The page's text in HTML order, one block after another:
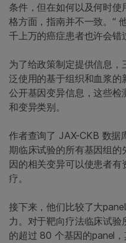
条件，但在如何以及何时
格方面，指南并不一致。“
千上万的癌症患者也许会错
为了给政策制定提供信息
泛使用的基于组织和血浆
公开基因变异信息，这些
和变异类别。
作者查询了 JAX-CKB 数据
期临床试验的所有基因组
因的相关变异可以使患者
疗。
接下来，他们比较了大
力。对于靶向疗法临床试
的超过 80 个基因的panel